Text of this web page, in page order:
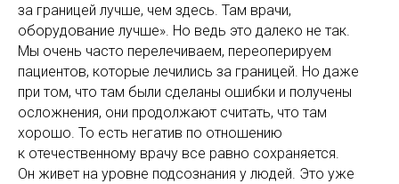
за границей лучше, чем здесь. Там врачи,
оборудование лучше». Но ведь это далеко не так.
Мы очень часто перелечиваем, переоперируем
пациентов, которые лечились за границей. Но даже
при том, что там были сделаны ошибки и получены
осложнения, они продолжают считать, что там
хорошо. То есть негатив по отношению
к отечественному врачу все равно сохраняется.
Он живет на уровне подсознания у людей. Это уже